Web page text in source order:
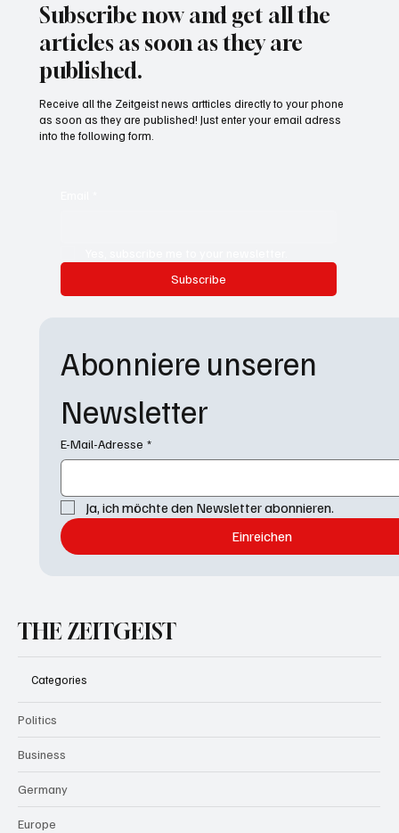
Subscribe now and get all the
articles as soon as they are
published.
Subscribe
Receive all the Zeitgeist news artticles directly to your phone
as soon as they are published! Just enter your email adress
into the following form.
Abonniere unseren
Newsletter
E-Mail-Adresse *
Ja, ich möchte den Newsletter abonnieren.
Einreichen
THE ZEITGEIST
Categories
Politics
Business
Germany
Europe